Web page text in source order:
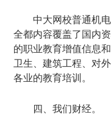
中大网校普通机
全都内容覆盖了国内
的职业教育增值信息
卫生、建筑工程、对
各业的教育培训。
四、我们财经。